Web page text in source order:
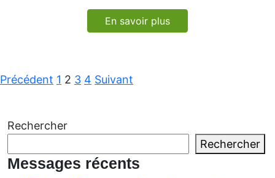
En savoir plus
Navigation
messages
Précédent 1 2 3 4 Suivant
Rechercher
Rechercher
Messages récents